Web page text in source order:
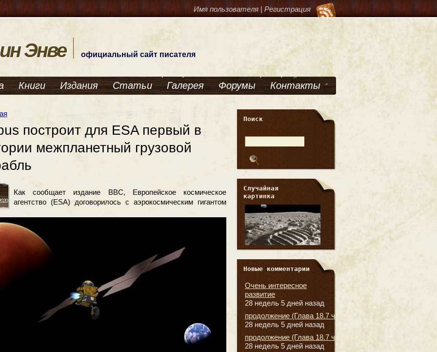
Имя пользователя | Регистрация
Энве официальный сайт писателя
Книги Издания Статьи Галерея Форумы Контакты
построит для ESA первый в
межпланетный грузовой
Как сообщает издание ВВС, Европейское космическое
агентство (ESA) договорилось с аэрокосмическим гигантом
Поиск
Случайная
картинка
Новые комментарии
Очень интересное
развитие
28 недель 5 дней назад
продолжение (Глава 18.7 часть
28 недель 5 дней назад
продолжение (Глава 18.7 часть
28 недель 5 дней назад